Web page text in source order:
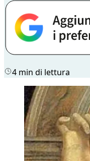
4 min di lettura